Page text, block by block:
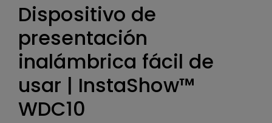
Dispositivo de
presentación
inalámbrica fácil de
usar | InstaShow™
WDC10